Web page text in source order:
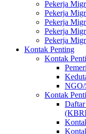
Pekerja
Pekerja
Pekerja
Pekerja
Pekerja
Kontak Penting
Kontak
NGO/
Kontak